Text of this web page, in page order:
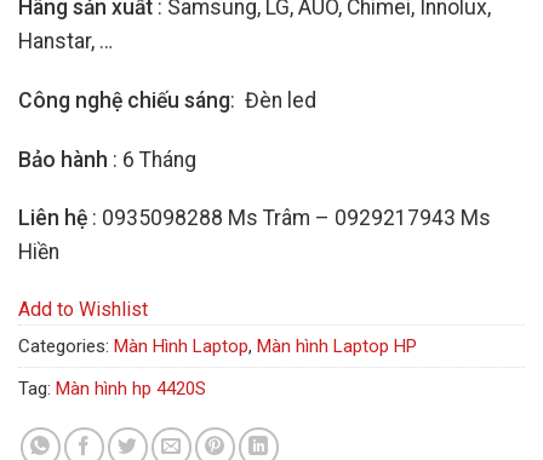
Hãng sản xuất : Samsung, LG, AUO, Chimei, Innolux,
Hanstar, …
Công nghệ chiếu sáng: Đèn led
Bảo hành : 6 Tháng
Liên hệ : 0935098288 Ms Trâm – 0929217943 Ms
Hiền
Add to Wishlist
Categories: Màn Hình Laptop, Màn hình Laptop HP
Tag: Màn hình hp 4420S